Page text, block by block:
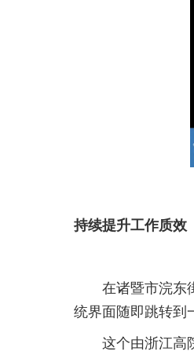
持续提升工作质效
在诸暨市浣东
统界面随即跳转到
这个由浙江高